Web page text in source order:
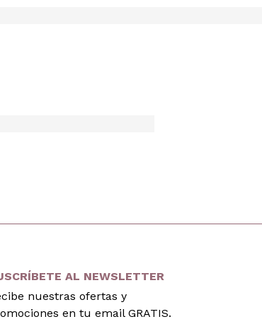
AL NEWSLETTER
nuestras ofertas y
en tu email GRATIS.